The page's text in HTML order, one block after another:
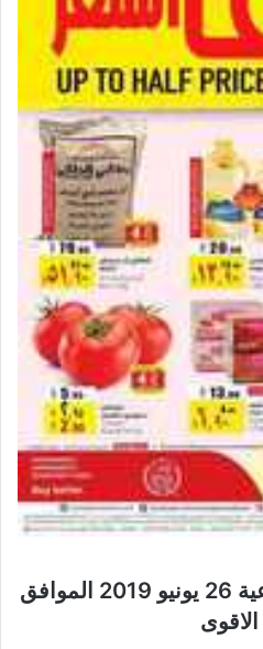
عروض لولو جدة الأسبوعية 26 يونيو 2019 الموافق